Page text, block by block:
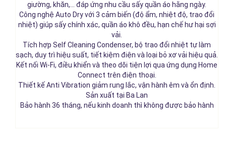
giường, khăn,... đáp ứng nhu cầu sấy quần áo hằng ngày.
Công nghệ Auto Dry với 3 cảm biến (độ ẩm, nhiệt độ, trao đổi
nhiệt) giúp sấy chính xác, quần áo khô đều, hạn chế hư hại sợi
vải.
Tích hợp Self Cleaning Condenser, bộ trao đổi nhiệt tự làm
sạch, duy trì hiệu suất, tiết kiệm điện và loại bỏ xơ vải hiệu quả.
Kết nối Wi-Fi, điều khiển và theo dõi tiện lợi qua ứng dụng Home
Connect trên điện thoại.
Thiết kế Anti Vibration giảm rung lắc, vận hành êm và ổn định.
Sản xuất tại Ba Lan
Bảo hành 36 tháng, nếu kinh doanh thì không được bảo hành